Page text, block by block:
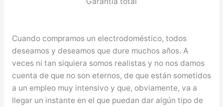
Cuando compramos un electrodoméstico, todos
deseamos y deseamos que dure muchos años. A
veces ni tan siquiera somos realistas y no nos damos
cuenta de que no son eternos, de que están sometidos
a un empleo muy intensivo y que, obviamente, va a
llegar un instante en el que puedan dar algún tipo de